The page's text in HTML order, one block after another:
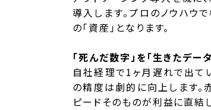
導入します。プロのノウハウ
の「資産」となります。
「死んだ数字」を「生きたデー
自社経理で1ヶ月遅れで出て
の精度は劇的に向上します
ピードそのものが利益に直結